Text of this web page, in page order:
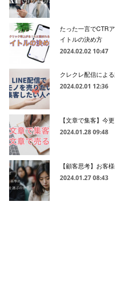
たった一言でCTR
イトルの決め方
2024.02.02 10:47
クレクレ配信によ
2024.02.01 12:36
【文章で集客】今
2024.01.28 09:48
【顧客思考】お客
2024.01.27 08:43